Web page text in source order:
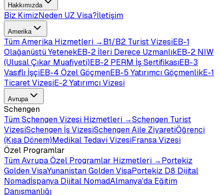
Hakkımızda
Biz KimizNeden UZ Visa?İletişim
Amerika
TümAmerika Hizmetleri →B1/B2 Turist VizesiEB-1
Olağanüstü YetenekEB-2 İleri Derece UzmanlıkEB-2 NIW
(Ulusal Çıkar Muafiyeti)EB-2 PERM İş SertifikasıEB-3
Vasıflı İşçiEB-4 Özel GöçmenEB-5 Yatırımcı GöçmenlikE-1
Ticaret VizesiE-2 Yatırımcı Vizesi
Avrupa
Schengen
TümSchengen Vizesi Hizmetleri →Schengen Turist
VizesiSchengen İş VizesiSchengen Aile ZiyaretiÖğrenci
(Kısa Dönem)Medikal Tedavi VizesiFransa Vizesi
Özel Programlar
TümAvrupa Özel Programlar Hizmetleri →Portekiz
Golden VisaYunanistan Golden VisaPortekiz D8 Dijital
Nomadİspanya Dijital NomadAlmanya'da Eğitim
Danışmanlığı